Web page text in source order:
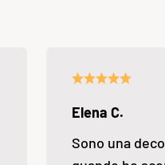
Elena C.
Sono una